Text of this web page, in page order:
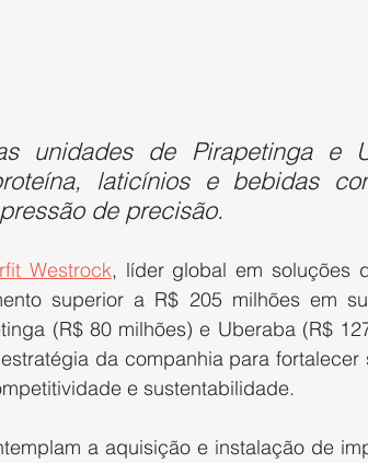
unidades de Pirapetinga e
laticínios e bebidas
de precisão.
Westrock, líder global em soluções
superior a R$ 205 milhões em
(R$ 80 milhões) e Uberaba (R$
da companhia para
e sustentabilidade.
a aquisição e instalação de